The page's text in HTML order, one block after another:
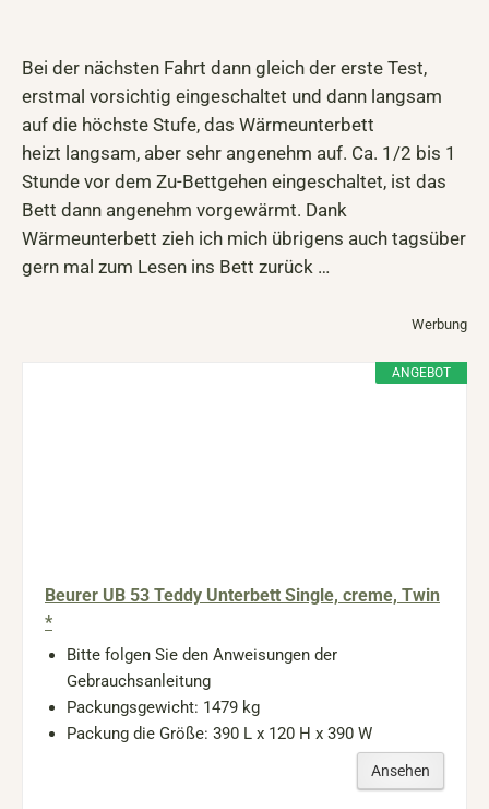
Bei der nächsten Fahrt dann gleich der erste Test,
erstmal vorsichtig eingeschaltet und dann langsam
auf die höchste Stufe, das Wärmeunterbett
heizt langsam, aber sehr angenehm auf. Ca. 1/2 bis 1
Stunde vor dem Zu-Bettgehen eingeschaltet, ist das
Bett dann angenehm vorgewärmt. Dank
Wärmeunterbett zieh ich mich übrigens auch tagsüber
gern mal zum Lesen ins Bett zurück …
Werbung
ANGEBOT
Beurer UB 53 Teddy Unterbett Single, creme, Twin
*
Bitte folgen Sie den Anweisungen der
Gebrauchsanleitung
Packungsgewicht: 1479 kg
Packung die Größe: 390 L x 120 H x 390 W
Ansehen